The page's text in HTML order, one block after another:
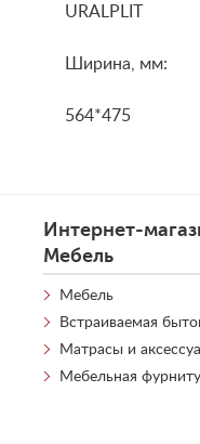
URALPLIT
Ширина, мм:
564*475
Интернет-
Мебель
Мебель
Встраиваемая
Матрасы и
Мебельная